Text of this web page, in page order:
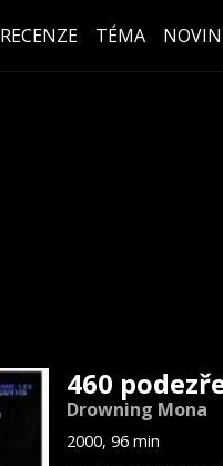
RECENZE TÉMA
460
Drowning Mona
2000, 96 min